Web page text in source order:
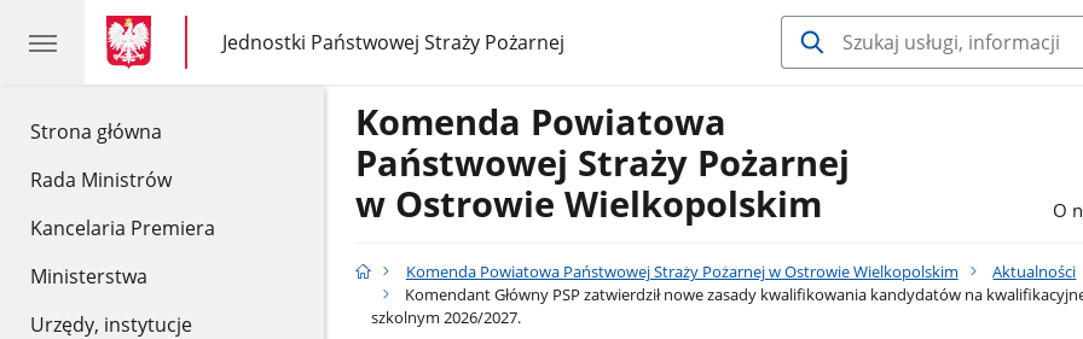
Strona główna
Rada Ministrów
Kancelaria Premiera
Ministerstwa
Urzędy, instytucje
gov.pl
gov.pl
Jednostki Państwowej Straży Pożarnej
gov.pl
Jednostki
Państwowej
Komenda Powiatowa
Państwowej Straży Pożarnej
w Ostrowie Wielkopolskim
O
Komenda Powiatowa Państwowej Straży Pożarnej w Ostrowie Wielkopolskim
Aktualności
Komendant Główny PSP zatwierdził nowe zasady kwalifikowania kandydatów na
szkolnym 2026/2027.